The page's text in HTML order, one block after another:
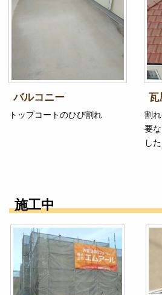
バルコニー
トップコートのひび割れ
瓦
割
要
した
施工中